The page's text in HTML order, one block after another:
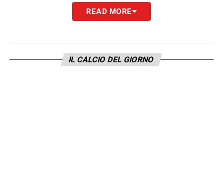
Il danese, ancora ricoverato, potrebbe
giornata di oggi, come riportaIl Secolo XIX. Il
centrocampista verrà comunque
READ MORE
IL CALCIO DEL GIORNO